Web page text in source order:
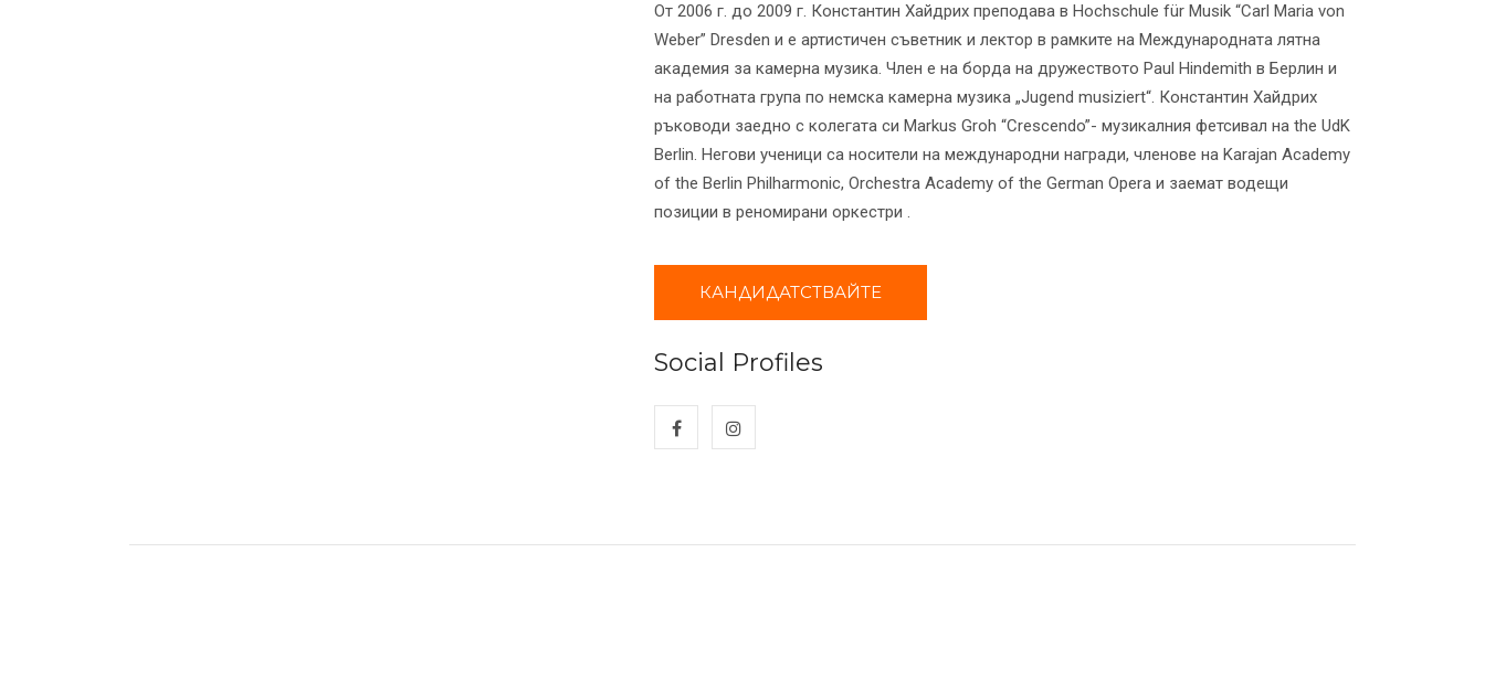
От 2006 г. до 2009 г. Константин Хайдрих преподава в Hochschule für Musik “Carl Maria von
Weber” Dresden и е артистичен съветник и лектор в рамките на Международната лятна
академия за камерна музика. Член е на борда на дружеството Paul Hindemith в Берлин и
на работната група по немска камерна музика „Jugend musiziert“. Константин Хайдрих
ръководи заедно с колегата си Markus Groh “Crescendo”- музикалния фетсивал на the UdK
Berlin. Негови ученици са носители на международни награди, членове на Karajan Academy
of the Berlin Philharmonic, Orchestra Academy of the German Opera и заемат водещи
позиции в реномирани оркестри .
КАНДИДАТСТВАЙТЕ
Social Profiles